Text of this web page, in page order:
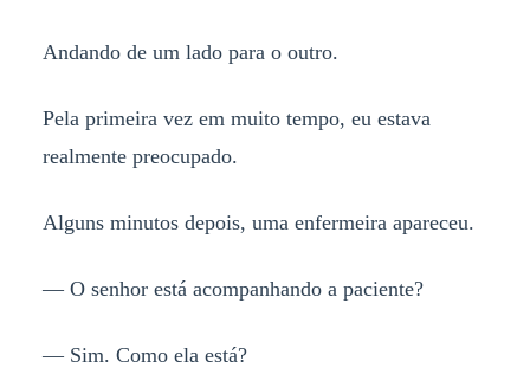
Andando de um lado para o outro.
Pela primeira vez em muito tempo, eu estava
realmente preocupado.
Alguns minutos depois, uma enfermeira apareceu.
— O senhor está acompanhando a paciente?
— Sim. Como ela está?